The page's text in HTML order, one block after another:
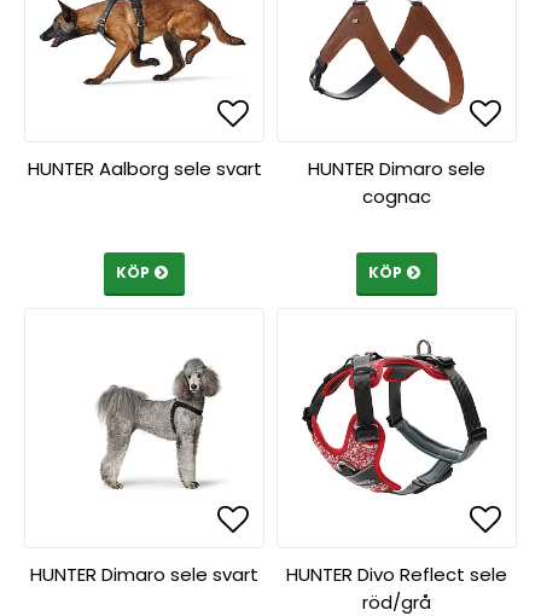
Lägg till i
Lägg till i
HUNTER Aalborg sele svart
KÖP
HUNTER Dimaro sele
cognac
KÖP
Lägg till i
Lägg till i
HUNTER Dimaro sele svart
HUNTER Divo Reflect sele
röd/grå